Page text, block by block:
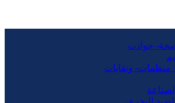
حوادت
منظمات- ونقابات
البحري